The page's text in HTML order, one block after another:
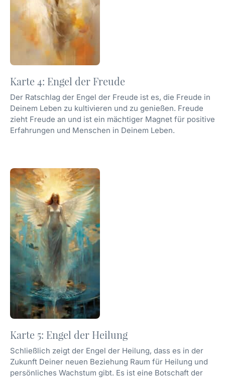
Karte 4: Engel der Freude
Der Ratschlag der Engel der Freude ist es, die Freude in
Deinem Leben zu kultivieren und zu genießen. Freude
zieht Freude an und ist ein mächtiger Magnet für positive
Erfahrungen und Menschen in Deinem Leben.
Karte 5: Engel der Heilung
Schließlich zeigt der Engel der Heilung, dass es in der
Zukunft Deiner neuen Beziehung Raum für Heilung und
persönliches Wachstum gibt. Es ist eine Botschaft der